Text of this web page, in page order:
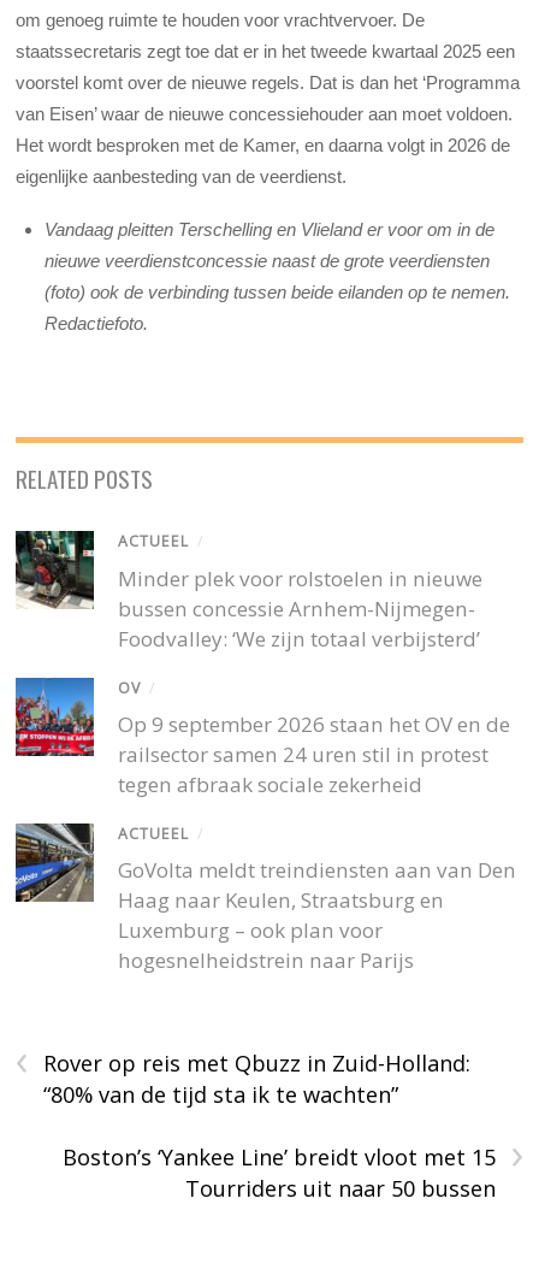
om genoeg ruimte te houden voor vrachtvervoer. De
staatssecretaris zegt toe dat er in het tweede kwartaal 2025 een
voorstel komt over de nieuwe regels. Dat is dan het ‘Programma
van Eisen’ waar de nieuwe concessiehouder aan moet voldoen.
Het wordt besproken met de Kamer, en daarna volgt in 2026 de
eigenlijke aanbesteding van de veerdienst.
Vandaag pleitten Terschelling en Vlieland er voor om in de
nieuwe veerdienstconcessie naast de grote veerdiensten
(foto) ook de verbinding tussen beide eilanden op te nemen.
Redactiefoto.
RELATED POSTS
ACTUEEL /
Minder plek voor rolstoelen in nieuwe
bussen concessie Arnhem-Nijmegen-
Foodvalley: ‘We zijn totaal verbijsterd’
OV /
Op 9 september 2026 staan het OV en de
railsector samen 24 uren stil in protest
tegen afbraak sociale zekerheid
ACTUEEL /
GoVolta meldt treindiensten aan van Den
Haag naar Keulen, Straatsburg en
Luxemburg – ook plan voor
hogesnelheidstrein naar Parijs
‹
Rover op reis met Qbuzz in Zuid-Holland:
“80% van de tijd sta ik te wachten”
›
Boston’s ‘Yankee Line’ breidt vloot met 15
Tourriders uit naar 50 bussen